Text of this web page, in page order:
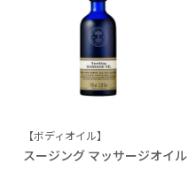
【ボディオイル】
スージング マッサージオイル